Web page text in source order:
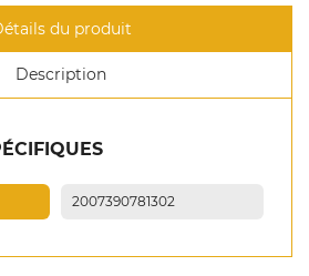
du produit
Description
2007390781302